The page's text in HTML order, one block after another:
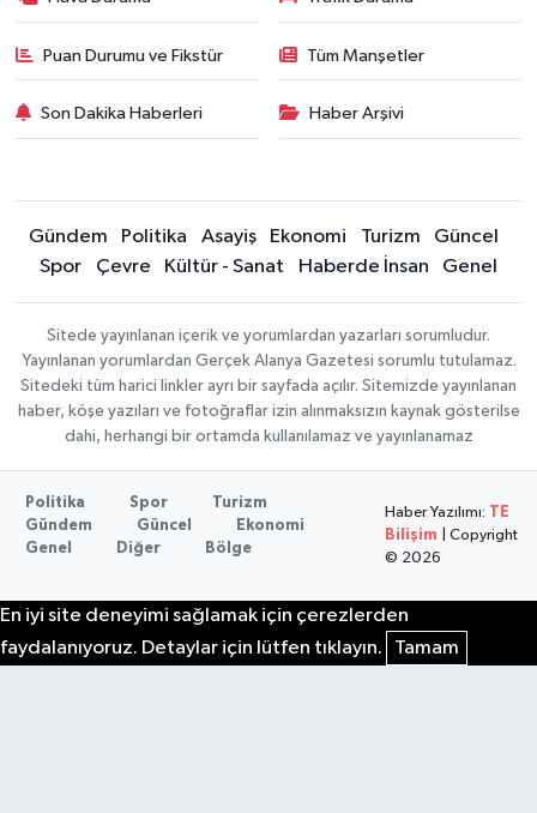
Puan Durumu ve Fikstür Tüm Manşetler
Son Dakika Haberleri Haber Arşivi
Gündem Politika Asayiş Ekonomi Turizm
Güncel
Spor
Çevre Kültür - Sanat Haberde İnsan Genel
Sitede yayınlanan içerik ve yorumlardan yazarları sorumludur.
Yayınlanan yorumlardan Gerçek Alanya Gazetesi sorumlu tutulamaz.
Sitedeki tüm harici linkler ayrı bir sayfada açılır. Sitemizde yayınlanan
haber, köşe yazıları ve fotoğraflar izin alınmaksızın kaynak gösterilse
dahi, herhangi bir ortamda kullanılamaz ve yayınlanamaz
Politika Spor
Turizm
Gündem
Güncel
Ekonomi
Genel
Diğer Bölge
Haber Yazılımı:
TE
Bilişim | Copyright
© 2026
En iyi site deneyimi sağlamak için çerezlerden
faydalanıyoruz. Detaylar için lütfen tıklayın.
Tamam